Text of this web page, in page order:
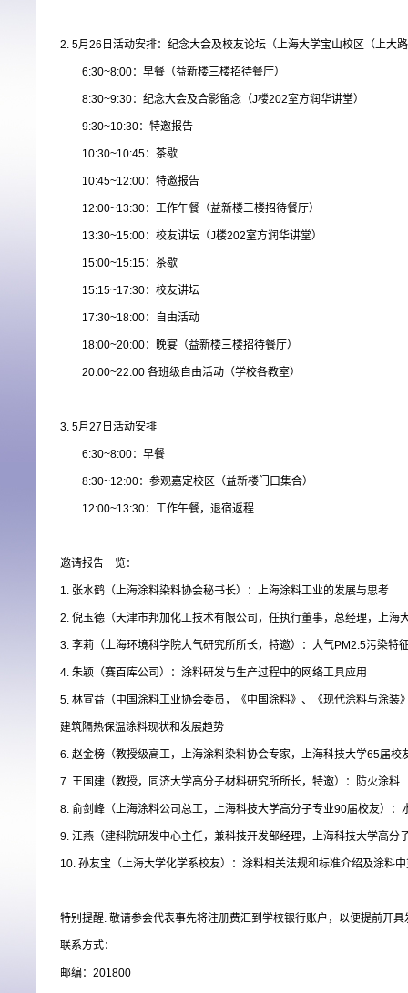
2. 5月26日活动安排：纪念大会及校友论坛（上海大学宝山校区（上大
6:30~8:00：早餐（益新楼三楼招待餐厅）
8:30~9:30：纪念大会及合影留念（J楼202室方润华讲堂）
9:30~10:30：特邀报告
10:30~10:45：茶歇
10:45~12:00：特邀报告
12:00~13:30：工作午餐（益新楼三楼招待餐厅）
13:30~15:00：校友讲坛（J楼202室方润华讲堂）
15:00~15:15：茶歇
15:15~17:30：校友讲坛
17:30~18:00：自由活动
18:00~20:00：晚宴（益新楼三楼招待餐厅）
20:00~22:00 各班级自由活动（学校各教室）
3. 5月27日活动安排
6:30~8:00：早餐
8:30~12:00：参观嘉定校区（益新楼门口集合）
12:00~13:30：工作午餐，退宿返程
邀请报告一览：
1. 张水鹤（上海涂料染料协会秘书长）：上海涂料工业的发展与思考
2. 倪玉德（天津市邦加化工技术有限公司，任执行董事，总经理，上
3. 李莉（上海环境科学院大气研究所所长，特邀）：大气PM2.5污染特
4. 朱颖（赛百库公司）：涂料研发与生产过程中的网络工具应用
5. 林宣益（中国涂料工业协会委员，《中国涂料》、《现代涂料与涂
建筑隔热保温涂料现状和发展趋势
6. 赵金榜（教授级高工，上海涂料染料协会专家，上海科技大学65届校
7. 王国建（教授，同济大学高分子材料研究所所长，特邀）：防火涂料
8. 俞剑峰（上海涂料公司总工，上海科技大学高分子专业90届校友）：
9. 江燕（建科院研发中心主任，兼科技开发部经理，上海科技大学高分
10. 孙友宝（上海大学化学系校友）：涂料相关法规和标准介绍及涂料
特别提醒. 敬请参会代表事先将注册费汇到学校银行账户，以便提前开具
联系方式：
邮编：201800